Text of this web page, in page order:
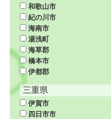
和歌山市
紀の川市
海南市
湯浅町
海草郡
橋本市
伊都郡
三重県
伊賀市
四日市市